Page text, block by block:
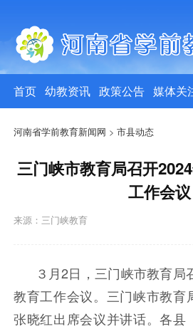
首页 幼教资讯 政策公告 媒体关
河南省学前教育新闻网 >市县动态
三门峡市教育局召开
工作会议
来源：三门峡教育
３月2日， 三门峡市教育局
教育工作会议。三门峡市教育
张晓红出席会议并讲话。各县